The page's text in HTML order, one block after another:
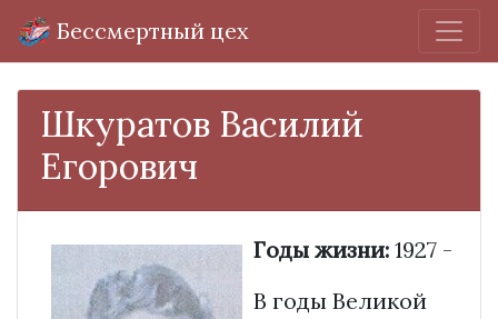
Бессмертный цех
Шкуратов Василий
Егорович
Годы жизни: 1927 -
В годы Великой